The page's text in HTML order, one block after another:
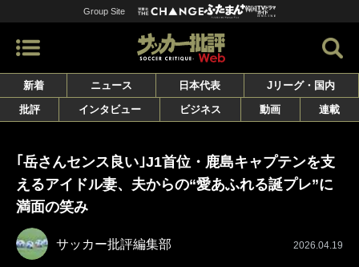
Group Site
新着 ニュース 日本代表
Jリーグ・国内
批評
インタビュー ビジネス 動画 連載
｢岳さんセンス良い｣J1首位・鹿島キャプテンを支
えるアイドル妻、夫からの“愛あふれる誕プレ”に
満面の笑み
サッカー批評編集部 2026.04.19